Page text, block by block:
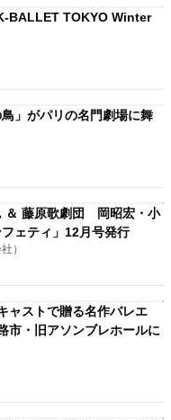
BALLET TOKYO Winter
」がパリの名門劇場に舞
＆ 藤原歌劇団 岡昭宏・小
ェティ」12月号発行
）
ャストで贈る名作バレエ
市・旧アソンブレホールに